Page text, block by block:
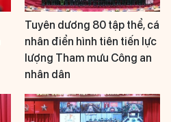
Tuyên dương 80 tập thể, cá
nhân điển hình tiên tiến lực
lượng Tham mưu Công an
nhân dân